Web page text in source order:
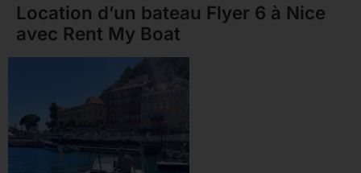
Location d’un bateau Flyer 6 à Nice
avec Rent My Boat